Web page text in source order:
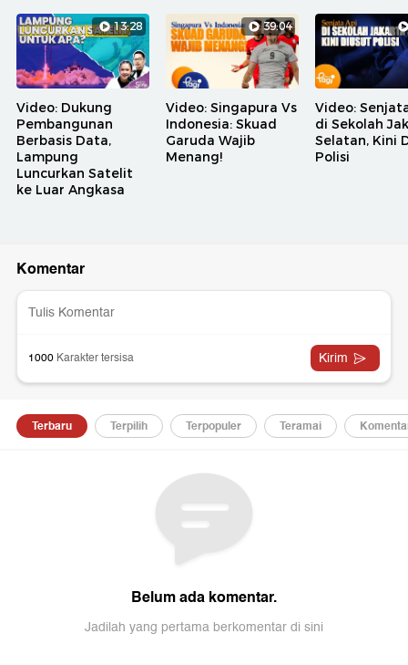
13:28
Video: Dukung
Pembangunan
Berbasis Data,
Lampung
Luncurkan Satelit
ke Luar Angkasa
39:04
Video: Singapura Vs
Indonesia: Skuad
Garuda Wajib
Menang!
Video:
di Sekolah
Selatan, Kini
Polisi